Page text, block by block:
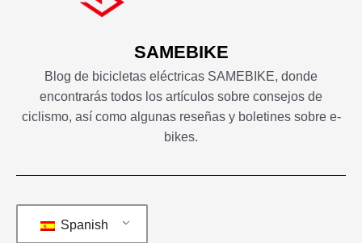
SAMEBIKE
Blog de bicicletas eléctricas SAMEBIKE, donde
encontrarás todos los artículos sobre consejos de
ciclismo, así como algunas reseñas y boletines sobre e-
bikes.
Spanish